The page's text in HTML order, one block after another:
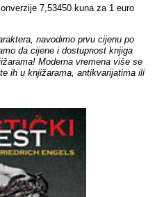
7,53450 kuna za 1 euro
navodimo prvu cijenu po
da cijene i dostupnost knjiga
Moderna vremena više se
ih u knjižarama, antikvarijatima ili